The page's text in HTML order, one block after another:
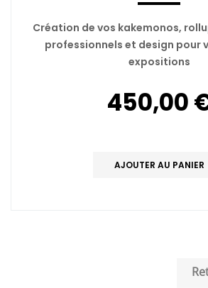
Création de vos kakemonos,
professionnels et design pour
expositions
450,00
AJOUTER AU PANIER